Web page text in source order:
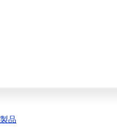
品